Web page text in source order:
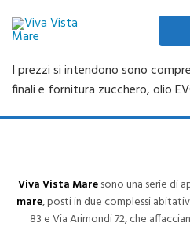
content
I prezzi si intendono sono
finali e fornitura zucchero, olio
Viva Vista Maresono una serie di
mare, posti in due complessi
83 e Via Arimondi 72, che